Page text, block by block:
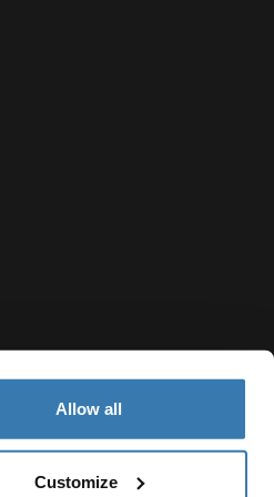
Allow all
Customize
cookies United States